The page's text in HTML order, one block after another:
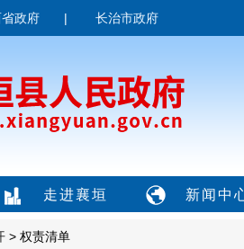
政府 | 长治市政府
走进襄垣 新闻中
> 权责清单